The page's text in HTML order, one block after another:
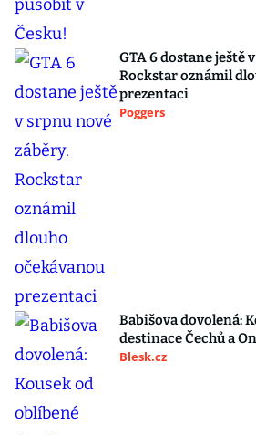
GTA 6 dostane ještě
Rockstar oznámil
prezentaci
Poggers
Babišova dovolená:
destinace Čechů a
Blesk.cz